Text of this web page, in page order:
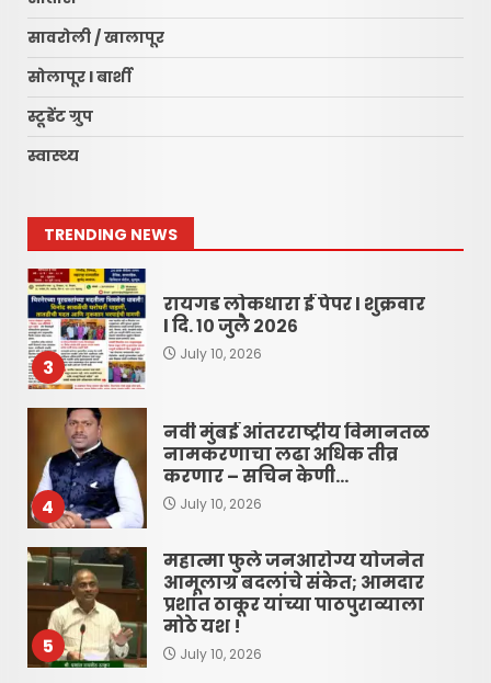
सावरोली / खालापूर
सोलापूर l बार्शी
स्टूडेंट ग्रुप
स्वास्थ्य
TRENDING NEWS
1
रायगड लोकधारा ई पेपर शुक्रवार,
दि. १० जुलै २०२६
2
July 10, 2026
3
रायगड लोकधारा ई पेपर l शुक्रवार
l दि. १० जुलै २०२६
July 10, 2026
4
नवी मुंबई आंतरराष्ट्रीय विमानतळ
नामकरणाचा लढा अधिक तीव्र
करणार – सचिन केणी…
July 10, 2026
5
महात्मा फुले जनआरोग्य योजनेत
आमूलाग्र बदलांचे संकेत; आमदार
प्रशांत ठाकूर यांच्या पाठपुराव्याला
मोठे यश !
July 10, 2026